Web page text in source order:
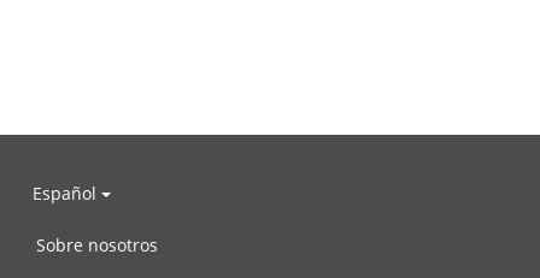
Español
Sobre nosotros